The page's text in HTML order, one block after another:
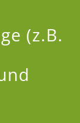
(z.B.